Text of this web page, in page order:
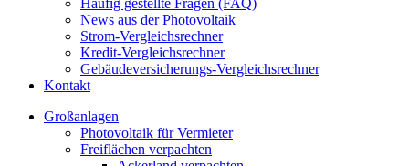
Häufig gestellte Fragen (FAQ)
News aus der Photovoltaik
Strom-Vergleichsrechner
Kredit-Vergleichsrechner
Gebäudeversicherungs-Vergleichsrechner
Kontakt
Großanlagen
Photovoltaik für Vermieter
Freiflächen verpachten